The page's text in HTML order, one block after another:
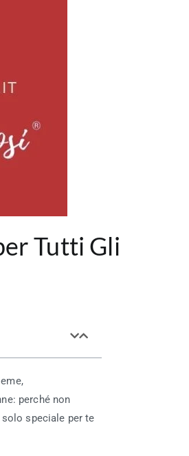
Tutti Gli
perché non
speciale per te